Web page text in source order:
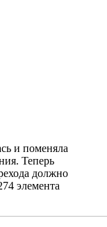
и поменяла
Теперь
должно
элемента